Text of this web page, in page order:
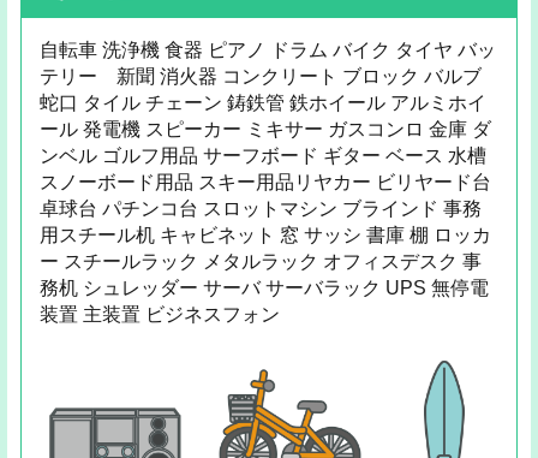
自転車 洗浄機 食器 ピアノ ドラム バイク タイヤ バッ
テリー 新聞 消火器 コンクリート ブロック バルブ
蛇口 タイル チェーン 鋳鉄管 鉄ホイール アルミホイ
ール 発電機 スピーカー ミキサー ガスコンロ 金庫 ダ
ンベル ゴルフ用品 サーフボード ギター ベース 水槽
スノーボード用品 スキー用品リヤカー ビリヤード台
卓球台 パチンコ台 スロットマシン ブラインド 事務
用スチール机 キャビネット 窓 サッシ 書庫 棚 ロッカ
ー スチールラック メタルラック オフィスデスク 事
務机 シュレッダー サーバ サーバラック UPS 無停電
装置 主装置 ビジネスフォン